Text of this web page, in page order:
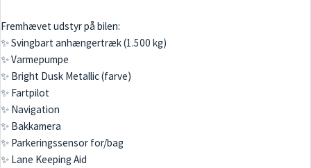
Fremhævet udstyr på bilen:
✨ Svingbart anhængertræk (1.500 kg)
✨ Varmepumpe
✨ Bright Dusk Metallic (farve)
✨ Fartpilot
✨ Navigation
✨ Bakkamera
✨ Parkeringssensor for/bag
✨ Lane Keeping Aid